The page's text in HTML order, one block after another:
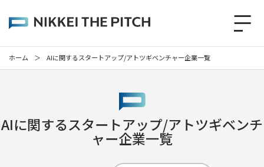
ホーム ＞ AIに関するスタートアップ/アトツギベンチャー企業一覧
AIに関するスタートアップ/アトツギベンチ
ャー企業一覧